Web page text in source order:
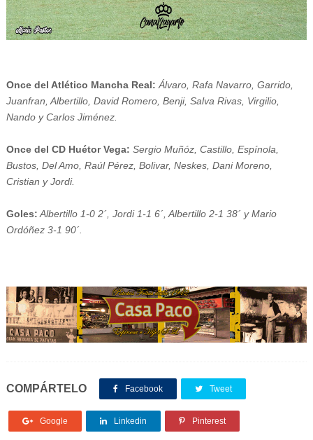
Once del Atlético Mancha Real: Álvaro, Rafa Navarro, Garrido,
Juanfran, Albertillo, David Romero, Benji, Salva Rivas, Virgilio,
Nando y Carlos Jiménez.
Once del CD Huétor Vega: Sergio Muñóz, Castillo, Espínola,
Bustos, Del Amo, Raúl Pérez, Bolivar, Neskes, Dani Moreno,
Cristian y Jordi.
Goles: Albertillo 1-0 2´, Jordi 1-1 6´, Albertillo 2-1 38´ y Mario
Ordóñez 3-1 90´.
COMPÁRTELO Facebook Tweet
Google Linkedin Pinterest